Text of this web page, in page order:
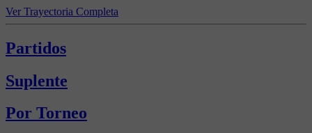
Ver Trayectoria Completa
Partidos
Suplente
Por Torneo